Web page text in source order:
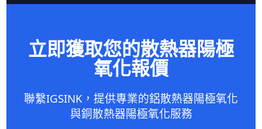
立即獲取您的散熱器陽極
氧化報價
聯繫IGSINK，提供專業的鋁散熱器陽極氧化
與銅散熱器陽極氧化服務